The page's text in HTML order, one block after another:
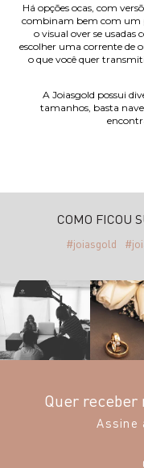
Há opções ocas, com
combinam bem com um
o visual over se
escolher uma corrente de
o que você quer
A Joiasgold possui
tamanhos, basta
COMO FICOU
#joiasgold
Quer receber
Assine